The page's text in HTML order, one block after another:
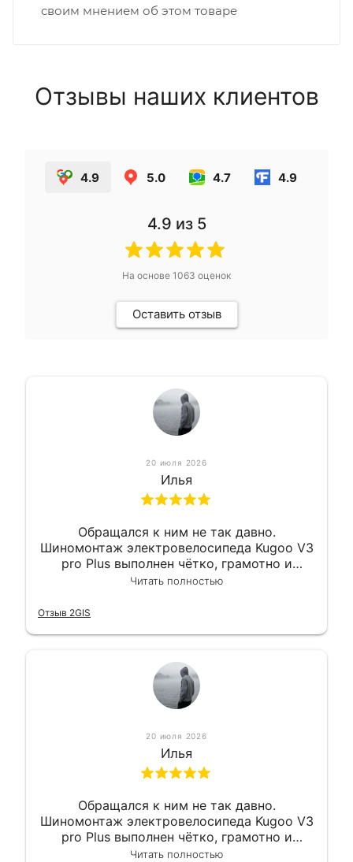
своим мнением об этом товаре
Отзывы наших клиентов
4.9 5.0 4.7 4.9
4.9 из 5
На основе 1063 оценок
Оставить отзыв
20 июля 2026
Илья
Обращался к ним не так давно.
Шиномонтаж электровелосипеда Kugoo V3
pro Plus выполнен чётко, грамотно и
квалифицированно. Всё сделано
Читать полностью
Отзыв 2GIS
20 июля 2026
Илья
Обращался к ним не так давно.
Шиномонтаж электровелосипеда Kugoo V3
pro Plus выполнен чётко, грамотно и
квалифицированно. Всё сделано
Читать полностью